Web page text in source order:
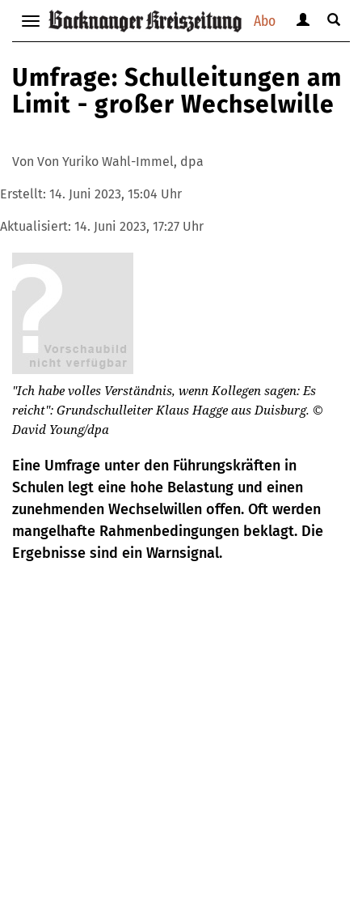
Abo
Navigation
anzeigen
bzw.
verbergen
anzeigen
verbergen
Suche
Umfrage: Schulleitungen am
Limit - großer Wechselwille
Von Von Yuriko Wahl-Immel, dpa
Erstellt: 14. Juni 2023, 15:04 Uhr
Aktualisiert: 14. Juni 2023, 17:27 Uhr
"Ich habe volles Verständnis, wenn Kollegen sagen: Es
reicht": Grundschulleiter Klaus Hagge aus Duisburg. ©
David Young/dpa
Eine Umfrage unter den Führungskräften in
Schulen legt eine hohe Belastung und einen
zunehmenden Wechselwillen offen. Oft werden
mangelhafte Rahmenbedingungen beklagt. Die
Ergebnisse sind ein Warnsignal.